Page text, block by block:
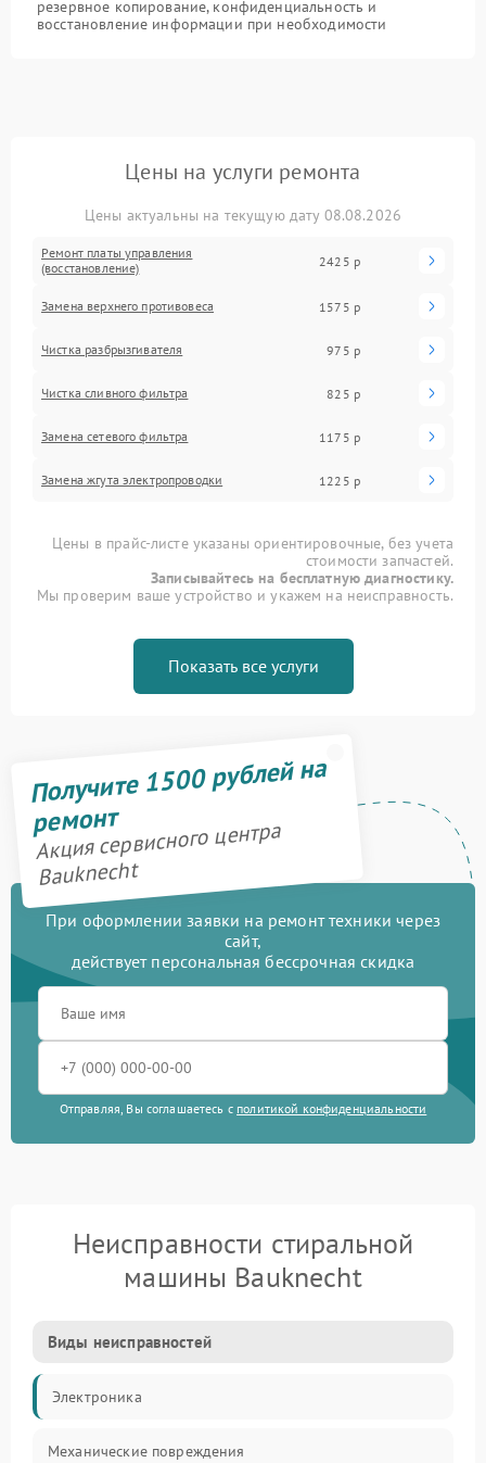
резервное копирование, конфиденциальность и
восстановление информации при необходимости
Цены на услуги ремонта
Цены актуальны на текущую дату 08.08.2026
Ремонт платы управления
(восстановление)
2425 р
Замена верхнего противовеса 1575 р
Чистка разбрызгивателя 975 р
Чистка сливного фильтра 825 р
Замена сетевого фильтра 1175 р
Замена жгута электропроводки 1225 р
Цены в прайс-листе указаны ориентировочные, без учета
стоимости запчастей.
Записывайтесь на бесплатную диагностику.
Мы проверим ваше устройство и укажем на неисправность.
Показать все услуги
Получите 1500 рублей на
ремонт
Акция сервисного центра
Bauknecht
При оформлении заявки на ремонт техники через
сайт,
действует персональная бессрочная скидка
Отправляя, Вы соглашаетесь с политикой конфиденциальности
Неисправности стиральной
машины Bauknecht
Виды неисправностей
Электроника
Механические повреждения